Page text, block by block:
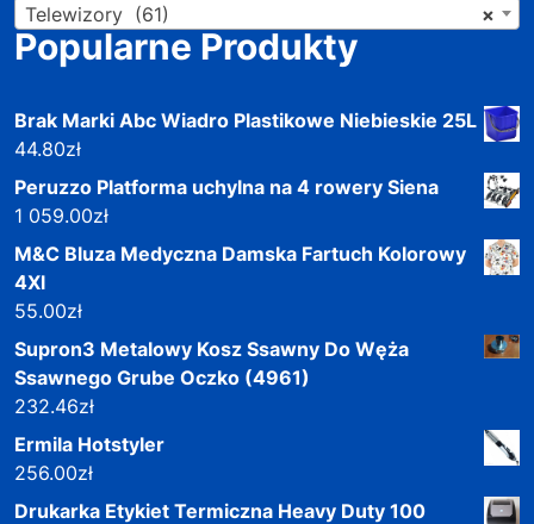
×
Telewizory (61)
Popularne Produkty
Brak Marki Abc Wiadro Plastikowe Niebieskie 25L
44.80zł
Peruzzo Platforma uchylna na 4 rowery Siena
1 059.00zł
M&C Bluza Medyczna Damska Fartuch Kolorowy
4Xl
55.00zł
Supron3 Metalowy Kosz Ssawny Do Węża
Ssawnego Grube Oczko (4961)
232.46zł
Ermila Hotstyler
256.00zł
Drukarka Etykiet Termiczna Heavy Duty 100